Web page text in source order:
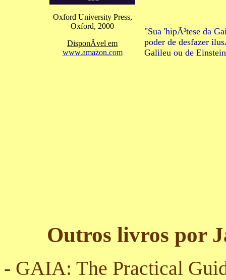
Oxford University Press,
Oxford, 2000
DisponÃ­vel em
www.amazon.com
"Sua 'hipÃ³tese da
poder de desfazer
Galileu ou de
Outros livros por
- GAIA: The Practical